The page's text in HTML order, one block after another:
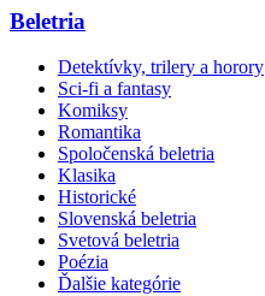
Beletria
Detektívky, trilery a horory
Sci-fi a fantasy
Komiksy
Romantika
Spoločenská beletria
Klasika
Historické
Slovenská beletria
Svetová beletria
Poézia
Ďalšie kategórie